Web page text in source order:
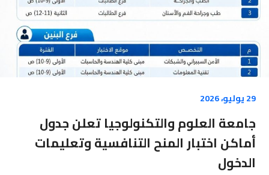
29 يوليو، 2026
جامعة العلوم والتكنولوجيا تعلن جدول
أماكن اختبار المنح التنافسية وتعليمات
الدخول